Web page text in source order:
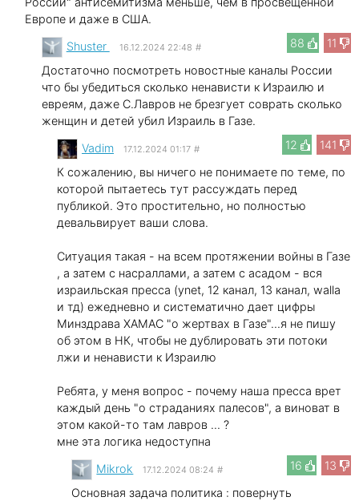
Европе и даже в США.
88
11
Shuster 16.12.2024 22:48 #
Достаточно посмотреть новостные каналы России
что бы убедиться сколько ненависти к Израилю и
евреям, даже С.Лавров не брезгует соврать сколько
женщин и детей убил Израиль в Газе.
12
141
Vadim 17.12.2024 01:17 #
К сожалению, вы ничего не понимаете по теме, по
которой пытаетесь тут рассуждать перед
публикой. Это простительно, но полностью
девальвирует ваши слова.
Ситуация такая - на всем протяжении войны в Газе
, а затем с насраллами, а затем с асадом - вся
израильская пресса (ynet, 12 канал, 13 канал, walla
и тд) ежедневно и систематично дает цифры
Минздрава ХАМАС "о жертвах в Газе"...я не пишу
об этом в НК, чтобы не дублировать эти потоки
лжи и ненависти к Израилю
Ребята, у меня вопрос - почему наша пресса врет
каждый день "о страданиях палесов", а виноват в
этом какой-то там лавров ... ?
мне эта логика недоступна
16
13
Mikrok 17.12.2024 08:24 #
Основная задача политика : повернуть